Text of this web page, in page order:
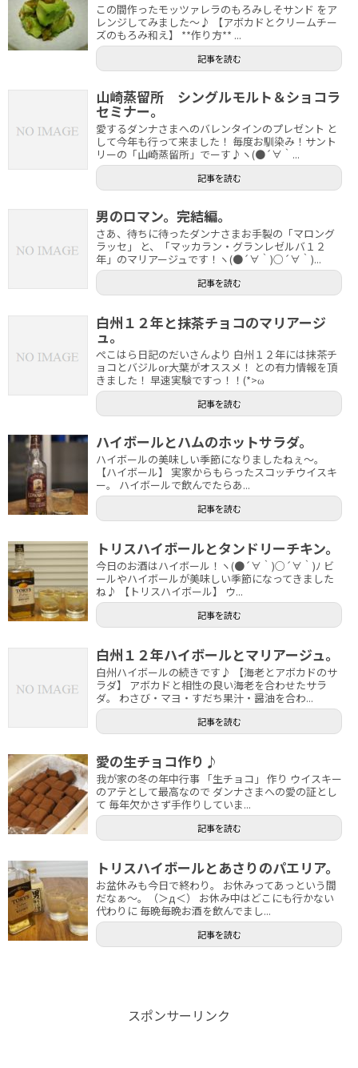
この間作ったモッツァレラのもろみしそサンド をア
レンジしてみました～♪ 【アボカドとクリームチー
ズのもろみ和え】 **作り方** ...
記事を読む
山崎蒸留所 シングルモルト＆ショコラ
セミナー。
愛するダンナさまへのバレンタインのプレゼント と
して今年も行って来ました！ 毎度お馴染み！サント
リーの「山崎蒸留所」でーす♪ヽ(●´∀｀...
記事を読む
男のロマン。完結編。
さあ、待ちに待ったダンナさまお手製の「マロング
ラッセ」 と、「マッカラン・グランレゼルバ１２
年」のマリアージュです！ヽ(●´∀｀)○´∀｀)...
記事を読む
白州１２年と抹茶チョコのマリアージ
ュ。
ぺこはら日記のだいさんより 白州１２年には抹茶チ
ョコとバジルor大葉がオススメ！ との有力情報を頂
きました！ 早速実験ですっ！！(*>ω
記事を読む
ハイボールとハムのホットサラダ。
ハイボールの美味しい季節になりましたねぇ～。
【ハイボール】 実家からもらったスコッチウイスキ
ー。 ハイボールで飲んでたらあ...
記事を読む
トリスハイボールとタンドリーチキン。
今日のお酒はハイボール！ヽ(●´∀｀)○´∀｀)ﾉ ビ
ールやハイボールが美味しい季節になってきました
ね♪ 【トリスハイボール】 ウ...
記事を読む
白州１２年ハイボールとマリアージュ。
白州ハイボールの続きです♪ 【海老とアボカドのサ
ラダ】 アボカドと相性の良い海老を合わせたサラ
ダ。 わさび・マヨ・すだち果汁・醤油を合わ...
記事を読む
愛の生チョコ作り♪
我が家の冬の年中行事 「生チョコ」 作り ウイスキー
のアテとして最高なので ダンナさまへの愛の証とし
て 毎年欠かさず手作りしていま...
記事を読む
トリスハイボールとあさりのパエリア。
お盆休みも今日で終わり。 お休みってあっという間
だなぁ～。（＞д＜） お休み中はどこにも行かない
代わりに 毎晩毎晩お酒を飲んでまし...
記事を読む
スポンサーリンク